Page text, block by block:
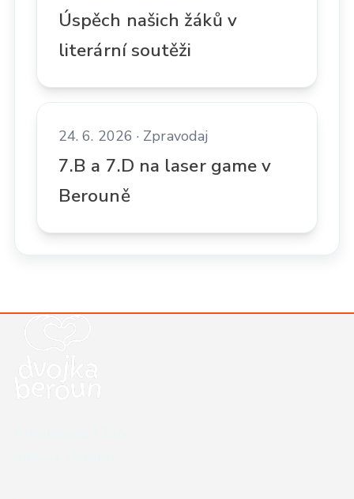
Úspěch našich žáků v
literární soutěži
24. 6. 2026 · Zpravodaj
7.B a 7.D na laser game v
Berouně